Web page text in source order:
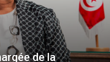
de la